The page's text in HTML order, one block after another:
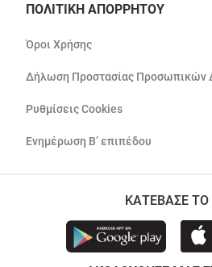
ΠΟΛΙΤΙΚΗ ΑΠΟΡΡΗΤΟΥ
Όροι Χρήσης
Δήλωση Προστασίας Προσωπικών
Ρυθμίσεις Cookies
Ενημέρωση Β’ επιπέδου
ΚΑΤΕΒΑΣΕ ΤΟ